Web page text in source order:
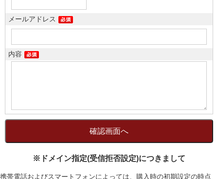
メールアドレス
内容
※ドメイン指定(受信拒否設定)につきまして
携帯電話およびスマートフォンによっては、購入時の初期設定の時点